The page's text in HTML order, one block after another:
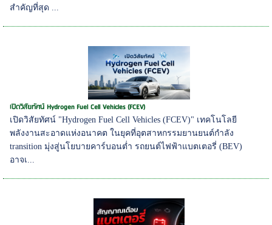
สำคัญที่สุด ...
เปิดวิสัยทัศน์ Hydrogen Fuel Cell Vehicles (FCEV)
เปิดวิสัยทัศน์ "Hydrogen Fuel Cell Vehicles (FCEV)" เทคโนโลยี
พลังงานสะอาดแห่งอนาคต ในยุคที่อุตสาหกรรมยานยนต์กำลัง
transition มุ่งสู่นโยบายคาร์บอนต่ำ รถยนต์ไฟฟ้าแบตเตอรี่ (BEV)
อาจเ...